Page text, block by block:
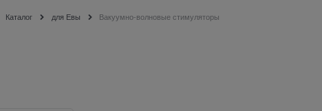
Каталог для Евы Вакуумно-волновые стимуляторы